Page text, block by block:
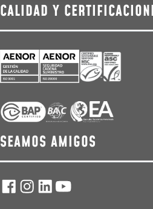
CALIDAD Y
SEAMOS AMIGOS